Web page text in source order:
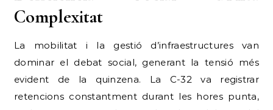
secció superior per la seva rellevància continuada).
Les retencions a la C-32 es van mantenir intenses
fins a l’últim dia de la quinzena.
En matèria de seguretat, es va registrar la detenció
d’un home per robatori i intimidació amb arma